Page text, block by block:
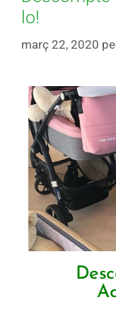
lo!
març 22, 2020